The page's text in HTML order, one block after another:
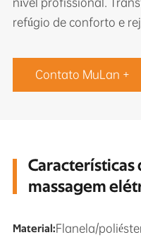
refúgio de conforto e
Contato MuLan +
Características
massagem
Material:Flanela/